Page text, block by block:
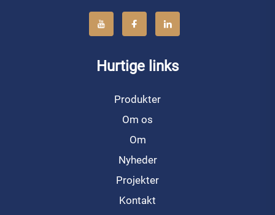
Hurtige links
Produkter
Om os
Om
Nyheder
Projekter
Kontakt